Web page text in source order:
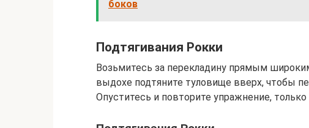
боков
Подтягивания Рокки
Возьмитесь за перекладину прямым
выдохе подтяните туловище вверх, чтобы
Опуститесь и повторите упражнение,